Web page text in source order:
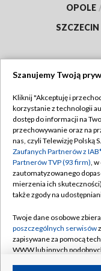
OPOLE
SZCZECIN
Abonament TVP
Emisja w TVP
Centrum
Naziemna
Rada Programowa
System NOS
Informacje o
Szanujemy Twoją
Kliknij "Akceptuję i
korzystanie z technologii
dostęp do informacji na
przechowywanie oraz na
nas, czyli Telewizję Polską
Zaufanych Partnerów z
Partnerów TVP (93 firm),
zautomatyzowanego
mierzenia ich
także zgody na
Twoje dane osobowe
poszczególnych serwisów
zapisywane za pomocą
WWW lub innych